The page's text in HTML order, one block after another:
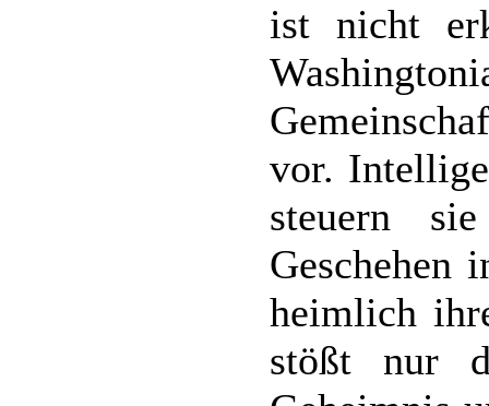
ist nicht
vor.
steuern
Geschehen
heimlich
stößt nur